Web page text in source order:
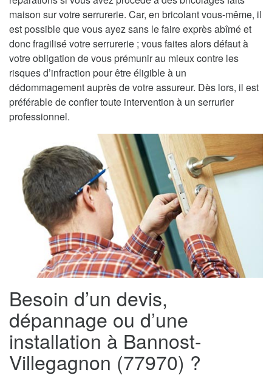
maison sur votre serrurerie. Car, en bricolant vous-même, il
est possible que vous ayez sans le faire exprès abîmé et
donc fragilisé votre serrurerie ; vous faites alors défaut à
votre obligation de vous prémunir au mieux contre les
risques d’infraction pour être éligible à un
dédommagement auprès de votre assureur. Dès lors, il est
préférable de confier toute intervention à un serrurier
professionnel.
Besoin d’un devis,
dépannage ou d’une
installation à Bannost-
Villegagnon (77970) ?